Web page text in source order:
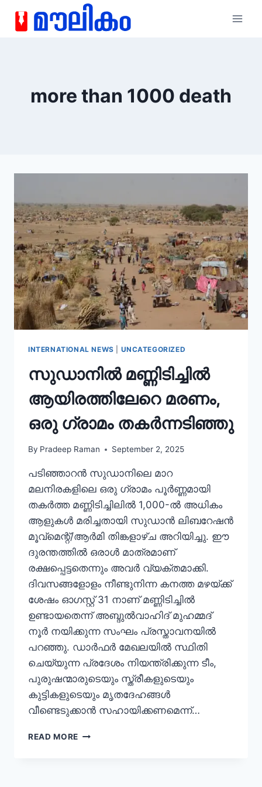
more than 1000 death
INTERNATIONAL NEWS UNCATEGORIZED
സുഡാനിൽ മണ്ണിടിച്ചിൽ
ആയിരത്തിലേറെ മരണം,
ഒരു ഗ്രാമം തകർന്നടിഞ്ഞു
By Pradeep Raman September 2, 2025
പടിഞ്ഞാറൻ സുഡാനിലെ മാറ
മലനിരകളിലെ ഒരു ഗ്രാമം പൂർണ്ണമായി
തകർത്ത മണ്ണിടിച്ചിലിൽ 1,000-ൽ അധികം
ആളുകൾ മരിച്ചതായി സുഡാൻ ലിബറേഷൻ
മൂവ്‌മെന്റ്/ആർമി തിങ്കളാഴ്ച അറിയിച്ചു. ഈ
ദുരന്തത്തിൽ ഒരാൾ മാത്രമാണ്
രക്ഷപ്പെട്ടതെന്നും അവർ വ്യക്തമാക്കി.
ദിവസങ്ങളോളം നീണ്ടുനിന്ന കനത്ത മഴയ്ക്ക്
ശേഷം ഓഗസ്റ്റ് 31 നാണ് മണ്ണിടിച്ചിൽ
ഉണ്ടായതെന്ന് അബ്ദുൽവാഹിദ് മുഹമ്മദ്
നൂർ നയിക്കുന്ന സംഘം പ്രസ്താവനയിൽ
പറഞ്ഞു. ഡാർഫർ മേഖലയിൽ സ്ഥിതി
ചെയ്യുന്ന പ്രദേശം നിയന്ത്രിക്കുന്ന ടീം,
പുരുഷന്മാരുടെയും സ്ത്രീകളുടെയും
കുട്ടികളുടെയും മൃതദേഹങ്ങൾ
വീണ്ടെടുക്കാൻ സഹായിക്കണമെന്ന്…
READ MORE